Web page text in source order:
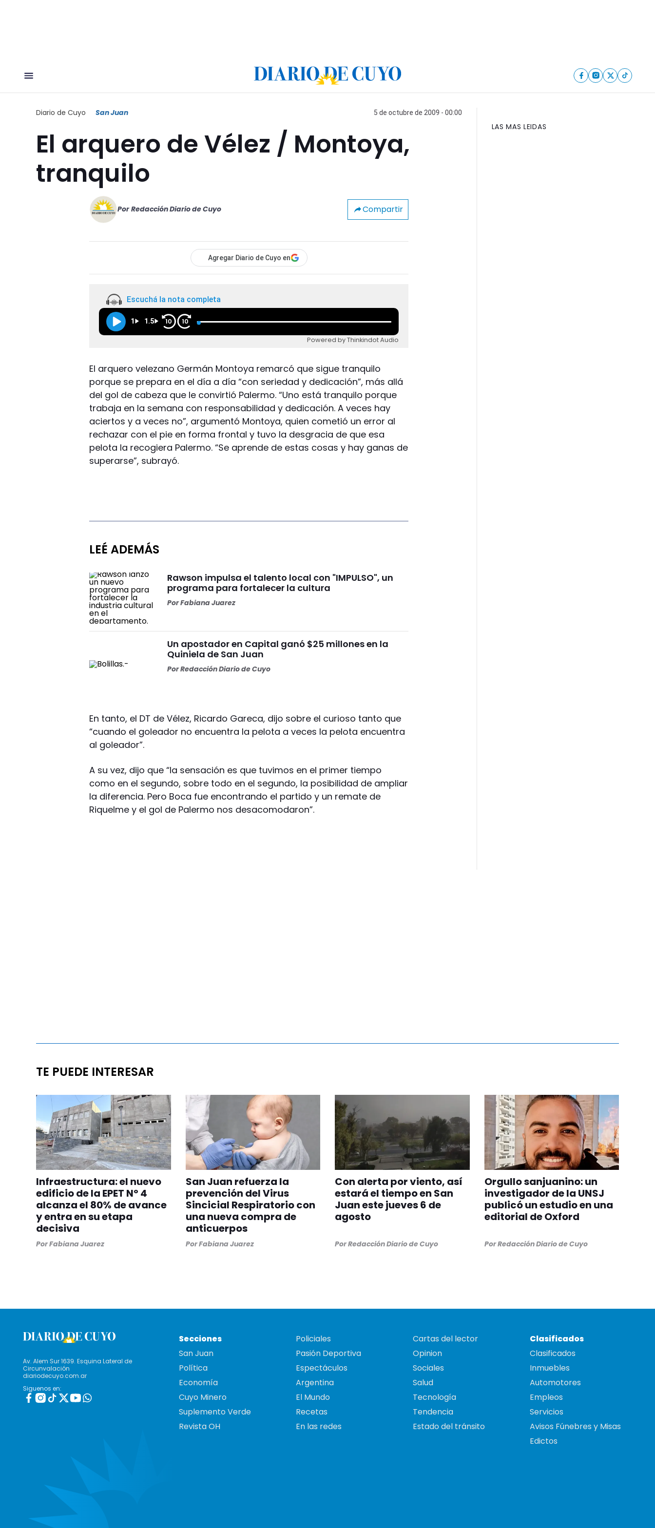
Diario de Cuyo San Juan 5 de octubre de 2009 - 00:00
El arquero de Vélez / Montoya,
tranquilo
Por Redacción Diario de Cuyo Compartir
Agregar Diario de Cuyo en
Escuchá la nota completa
1 1.5 10 10
Powered by Thinkindot Audio
El arquero velezano Germán Montoya remarcó que sigue tranquilo
porque se prepara en el día a día “con seriedad y dedicación”, más allá
del gol de cabeza que le convirtió Palermo. “Uno está tranquilo porque
trabaja en la semana con responsabilidad y dedicación. A veces hay
aciertos y a veces no”, argumentó Montoya, quien cometió un error al
rechazar con el pie en forma frontal y tuvo la desgracia de que esa
pelota la recogiera Palermo. “Se aprende de estas cosas y hay ganas de
superarse”, subrayó.
LEÉ ADEMÁS
Rawson impulsa el talento local con "IMPULSO", un
programa para fortalecer la cultura
PorFabiana Juarez
Un apostador en Capital ganó $25 millones en la
Quiniela de San Juan
PorRedacción Diario de Cuyo
En tanto, el DT de Vélez, Ricardo Gareca, dijo sobre el curioso tanto que
“cuando el goleador no encuentra la pelota a veces la pelota encuentra
al goleador”.
A su vez, dijo que “la sensación es que tuvimos en el primer tiempo
como en el segundo, sobre todo en el segundo, la posibilidad de ampliar
la diferencia. Pero Boca fue encontrando el partido y un remate de
Riquelme y el gol de Palermo nos desacomodaron”.
LAS MAS LEIDAS
TE PUEDE INTERESAR
Infraestructura: el nuevo
edificio de la EPET Nº 4
alcanza el 80% de avance
y entra en su etapa
decisiva
PorFabiana Juarez
San Juan refuerza la
prevención del Virus
Sincicial Respiratorio con
una nueva compra de
anticuerpos
PorFabiana Juarez
Con alerta por viento, así
estará el tiempo en San
Juan este jueves 6 de
agosto
PorRedacción Diario de Cuyo
Orgullo sanjuanino: un
investigador de la UNSJ
publicó un estudio en una
editorial de Oxford
PorRedacción Diario de Cuyo
Av. Alem Sur 1639. Esquina Lateral de
Circunvalación
diariodecuyo.com.ar
Siguenos en:
Secciones
San Juan
Política
Economía
Cuyo Minero
Suplemento Verde
Revista OH
Policiales
Pasión Deportiva
Espectáculos
Argentina
El Mundo
Recetas
En las redes
Cartas del lector
Opinion
Sociales
Salud
Tecnología
Tendencia
Estado del tránsito
Clasificados
Clasificados
Inmuebles
Automotores
Empleos
Servicios
Avisos Fúnebres y Misas
Edictos